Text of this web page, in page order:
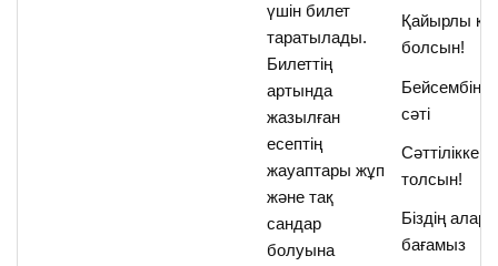
үшін билет
таратылады.
Билеттің
артында
жазылған
есептің
жауаптары жұп
және тақ
сандар
болуына
Қайырлы
болсын!
Бейсембінің
сәті
Сәттілікке
толсын!
Біздің алар
бағамыз